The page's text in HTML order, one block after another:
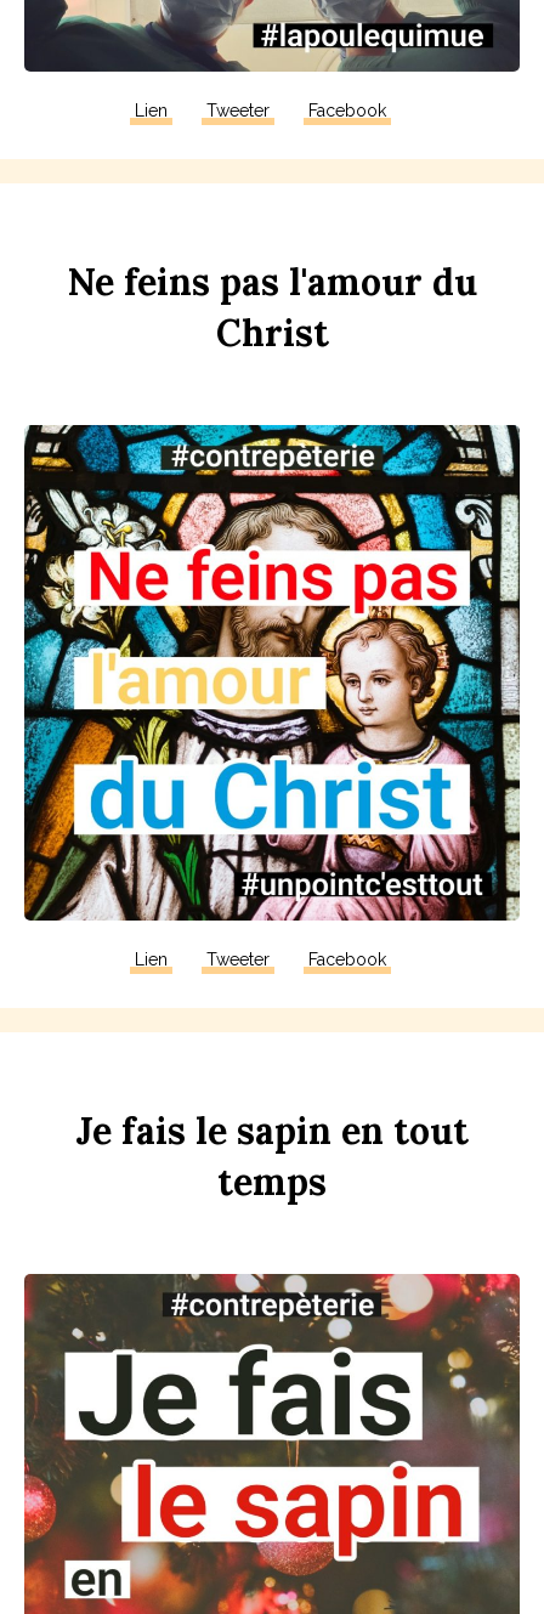
Lien Tweeter Facebook
Ne feins pas l'amour du
Christ
Lien Tweeter Facebook
Je fais le sapin en tout
temps